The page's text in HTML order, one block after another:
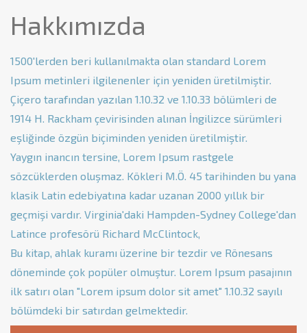
Hakkımızda
1500'lerden beri kullanılmakta olan standard Lorem
Ipsum metinleri ilgilenenler için yeniden üretilmiştir.
Çiçero tarafından yazılan 1.10.32 ve 1.10.33 bölümleri de
1914 H. Rackham çevirisinden alınan İngilizce sürümleri
eşliğinde özgün biçiminden yeniden üretilmiştir.
Yaygın inancın tersine, Lorem Ipsum rastgele
sözcüklerden oluşmaz. Kökleri M.Ö. 45 tarihinden bu yana
klasik Latin edebiyatına kadar uzanan 2000 yıllık bir
geçmişi vardır. Virginia'daki Hampden-Sydney College'dan
Latince profesörü Richard McClintock,
Bu kitap, ahlak kuramı üzerine bir tezdir ve Rönesans
döneminde çok popüler olmuştur. Lorem Ipsum pasajının
ilk satırı olan "Lorem ipsum dolor sit amet" 1.10.32 sayılı
bölümdeki bir satırdan gelmektedir.